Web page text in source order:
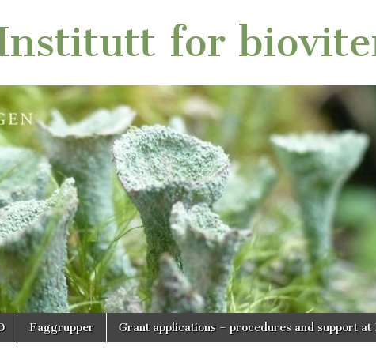
for
Faggrupper Grant applications – procedures and support at